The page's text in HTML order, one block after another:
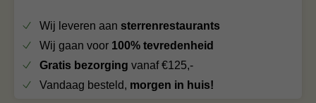
Wij leveren aan sterrenrestaurants
Wij gaan voor 100% tevredenheid
Gratis bezorging vanaf €125,-
Vandaag besteld, morgen in huis!